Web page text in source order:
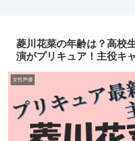
菱川花菜の年齢は？高校
演がプリキュア！主役キ
女性声優